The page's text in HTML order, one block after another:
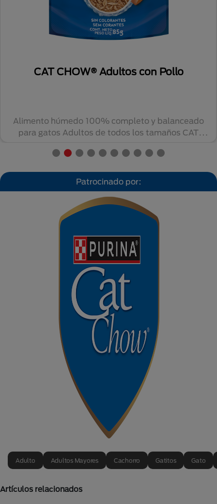
CAT CHOW® Adultos con Pollo
Alimento húmedo 100% completo y balanceado
para gatos Adultos de todos los tamaños CAT
Patrocinado por:
Adulto Adultos Mayores Cachorro Gatitos Gato
Artículos relacionados